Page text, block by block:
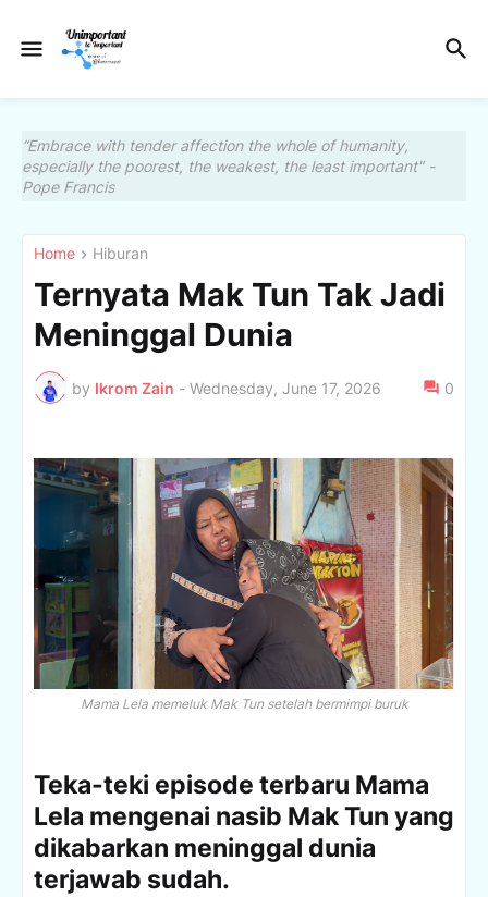
“Embrace with tender affection the whole of humanity,
especially the poorest, the weakest, the least important" -
Pope Francis
Home Hiburan
Ternyata Mak Tun Tak Jadi
Meninggal Dunia
by Ikrom Zain - Wednesday, June 17, 2026 0
Mama Lela memeluk Mak Tun setelah bermimpi buruk
Teka-teki episode terbaru Mama
Lela mengenai nasib Mak Tun yang
dikabarkan meninggal dunia
terjawab sudah.